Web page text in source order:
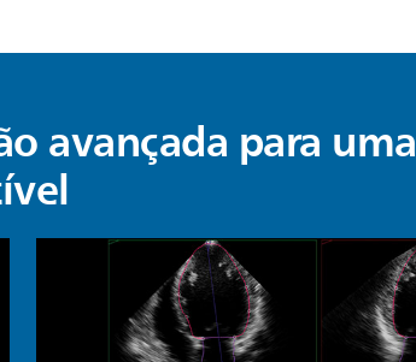
avançada para uma